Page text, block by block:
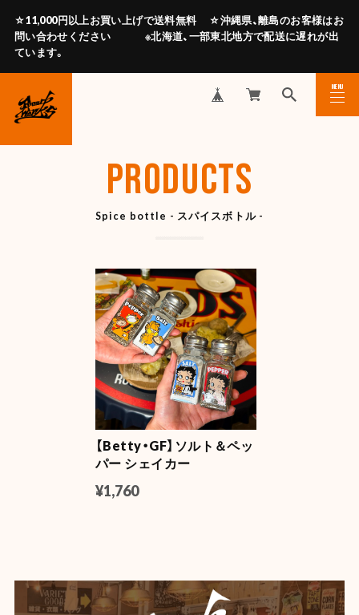
☆11,000円以上お買い上げで送料無料 ☆沖縄県、離島のお客様はお
問い合わせください ※北海道、一部東北地方で配送に遅れが出
ています。
MENU
CLOSE
PRODUCTS
Spice bottle - スパイスボトル -
【Betty・GF】ソルト＆ペッ
パー シェイカー
¥1,760